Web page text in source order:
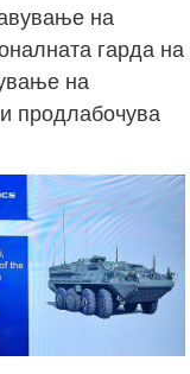
на
гарда на
на
продлабочува